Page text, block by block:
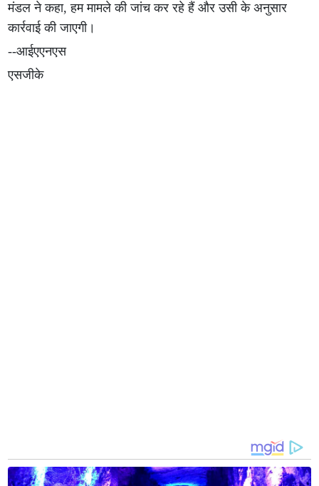
मंडल ने कहा, हम मामले की जांच कर रहे हैं और उसी के अनुसार
कार्रवाई की जाएगी।
--आईएएनएस
एसजीके